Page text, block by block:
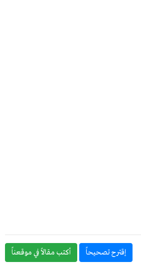
إقترح تصحيحاً أكتب مقالاً في موقعناً